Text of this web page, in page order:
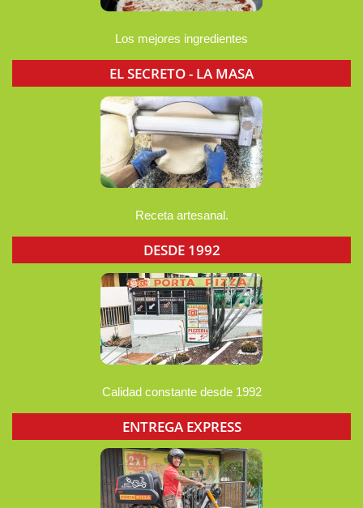
Los mejores ingredientes
EL SECRETO - LA MASA
Receta artesanal.
DESDE 1992
Calidad constante desde 1992
ENTREGA EXPRESS